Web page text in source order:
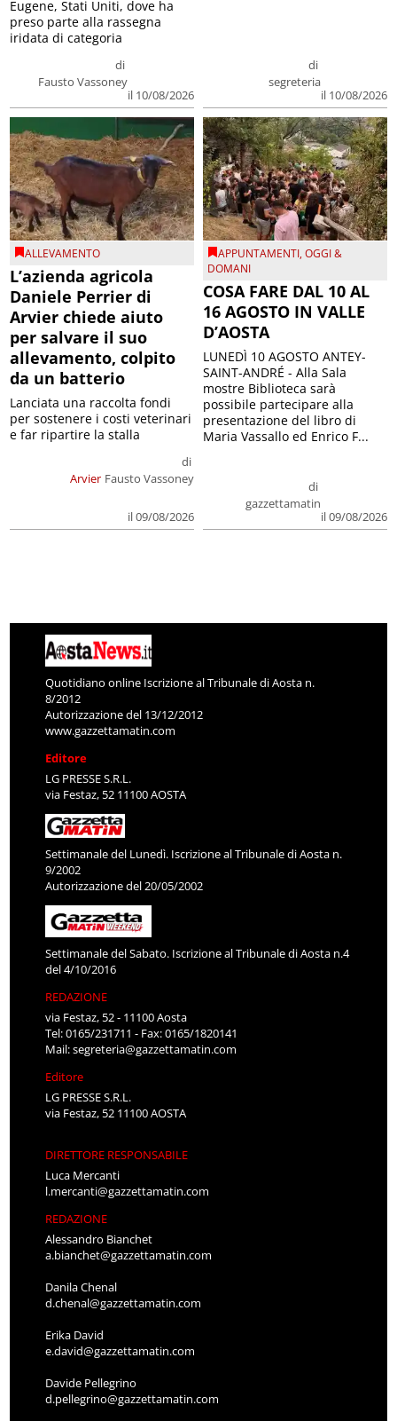
di
Fausto Vassoney
il 10/08/2026
Eugene, Stati Uniti, dove ha
preso parte alla rassegna
iridata di categoria
di
segreteria
il 10/08/2026
ALLEVAMENTO
L’azienda agricola
Daniele Perrier di
Arvier chiede aiuto
per salvare il suo
allevamento, colpito
da un batterio
Arvier
di
Fausto Vassoney
il 09/08/2026
Lanciata una raccolta fondi
per sostenere i costi veterinari
e far ripartire la stalla
APPUNTAMENTI,OGGI &
DOMANI
COSA FARE DAL 10 AL
16 AGOSTO IN VALLE
D’AOSTA
di
gazzettamatin
il 09/08/2026
LUNEDÌ 10 AGOSTO ANTEY-
SAINT-ANDRÉ - Alla Sala
mostre Biblioteca sarà
possibile partecipare alla
presentazione del libro di
Maria Vassallo ed Enrico F...
Quotidiano online Iscrizione al Tribunale di Aosta n.
8/2012
Autorizzazione del 13/12/2012
www.gazzettamatin.com
Editore
LG PRESSE S.R.L.
via Festaz, 52 11100 AOSTA
Settimanale del Lunedì. Iscrizione al Tribunale di Aosta n.
9/2002
Autorizzazione del 20/05/2002
Settimanale del Sabato. Iscrizione al Tribunale di Aosta n.4
del 4/10/2016
REDAZIONE
via Festaz, 52 - 11100 Aosta
Tel: 0165/231711 - Fax: 0165/1820141
Mail:segreteria@gazzettamatin.com
Editore
LG PRESSE S.R.L.
via Festaz, 52 11100 AOSTA
DIRETTORE RESPONSABILE
Luca Mercanti
l.mercanti@gazzettamatin.com
REDAZIONE
Alessandro Bianchet
a.bianchet@gazzettamatin.com
Danila Chenal
d.chenal@gazzettamatin.com
Erika David
e.david@gazzettamatin.com
Davide Pellegrino
d.pellegrino@gazzettamatin.com